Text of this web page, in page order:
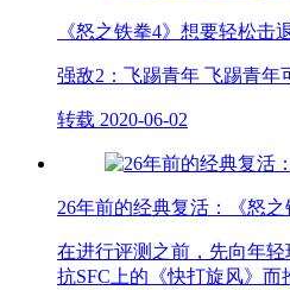
《怒之铁拳4》想要轻松击
强敌2：飞踢青年 飞踢青年
转载 2020-06-02
26年前的经典复活：《怒之
在进行评测之前，先向年
抗SFC上的《快打旋风》